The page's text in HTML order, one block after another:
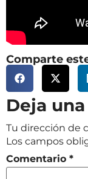
Comparte
Deja
Tu dirección de
Los campos
Comentario *